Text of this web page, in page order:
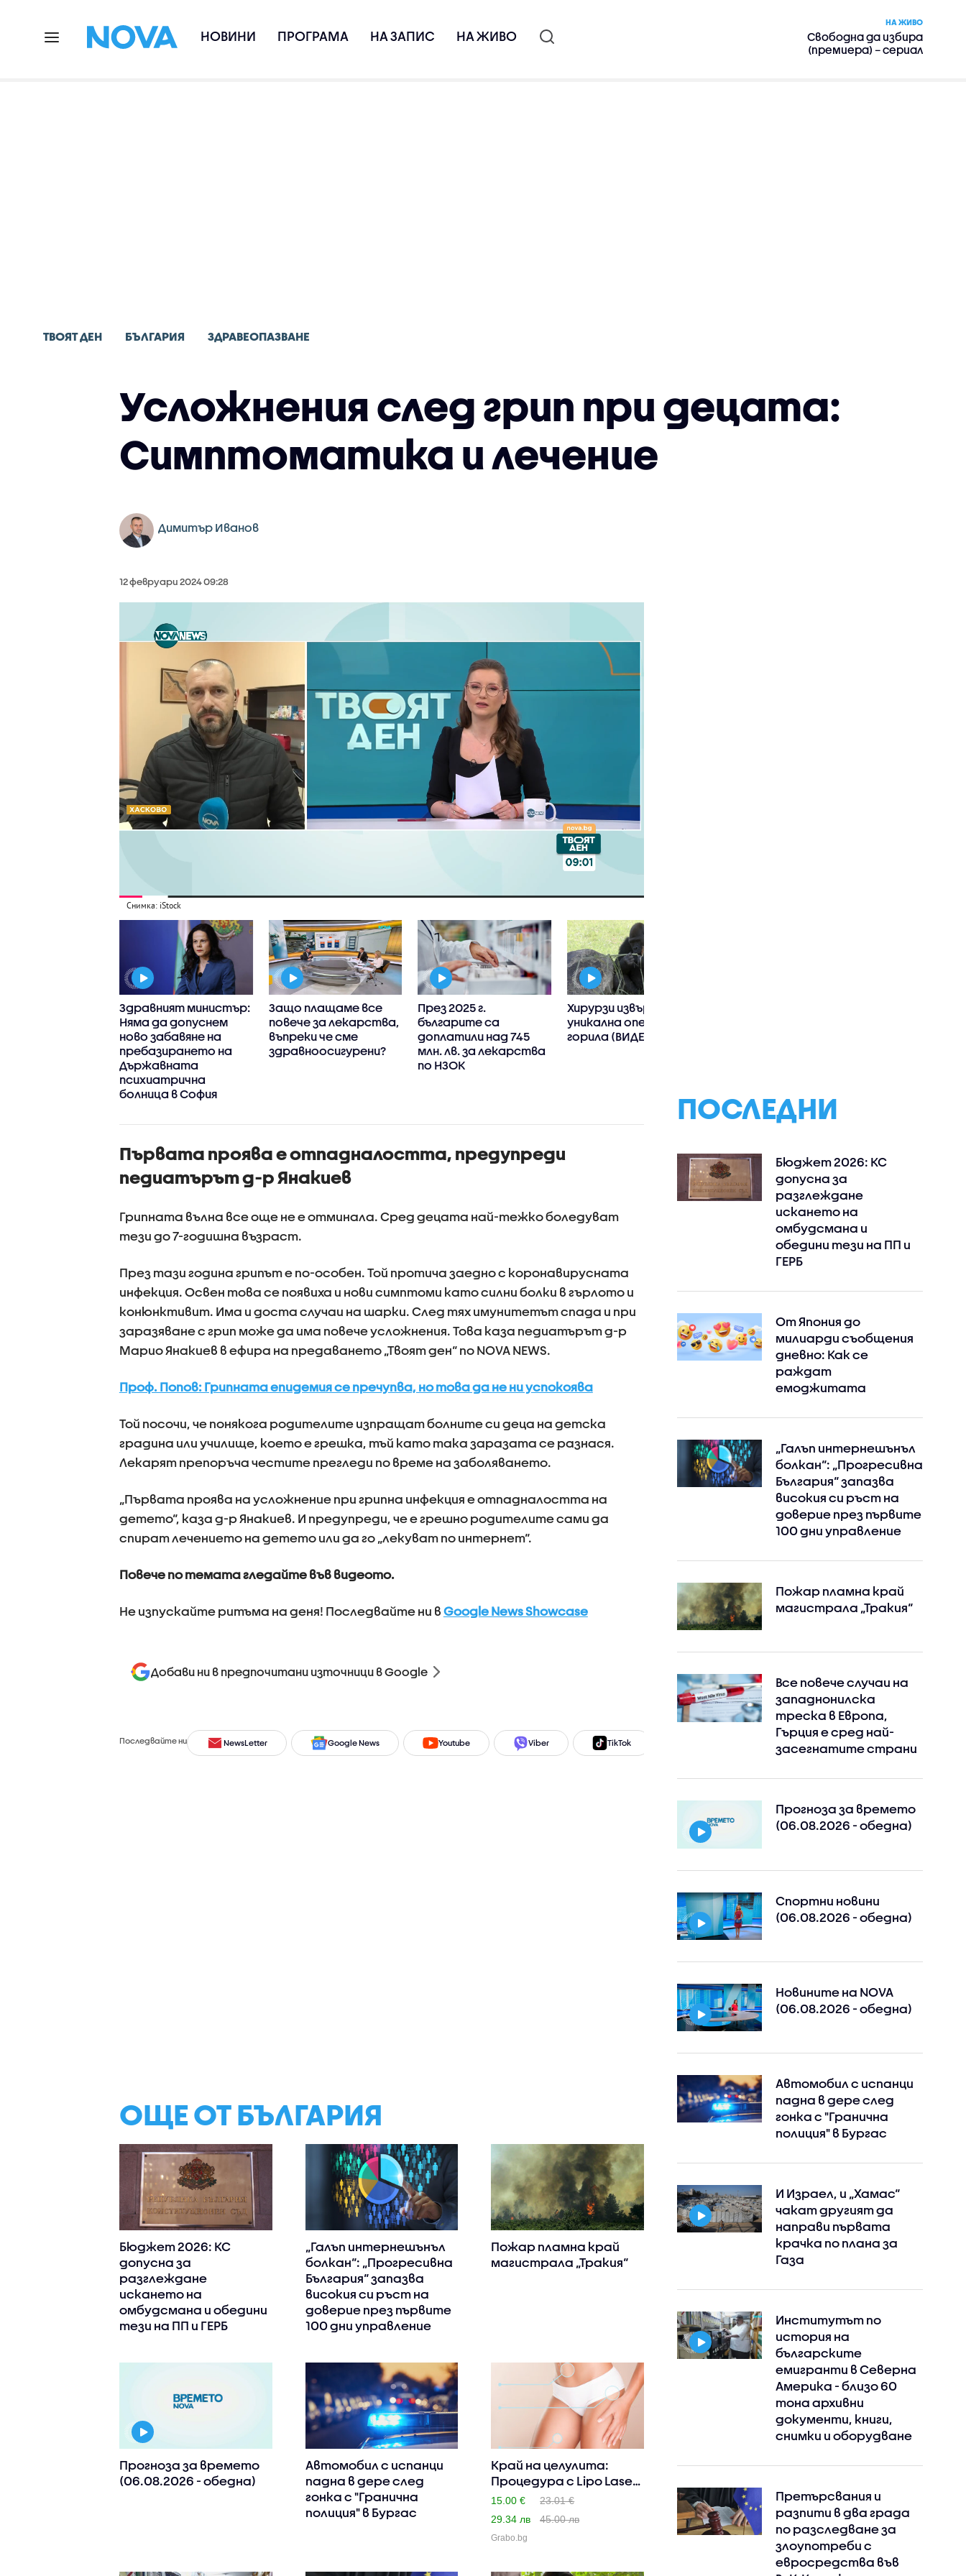
НОВИНИ ПРОГРАМА НА ЗАПИС НА ЖИВО
НА ЖИВО
Свободна да избира
(премиера) – сериал
ТВОЯТ ДЕН БЪЛГАРИЯ ЗДРАВЕОПАЗВАНЕ
Усложнения след грип при децата:
Симптоматика и лечение
Димитър Иванов
12 февруари 2024 09:28
Снимка: iStock
Здравният министър:
Няма да допуснем
ново забавяне на
пребазирането на
Държавната
психиатрична
болница в София
Защо плащаме все
повече за лекарства,
въпреки че сме
здравноосигурени?
През 2025 г.
българите са
доплатили над 745
млн. лв. за лекарства
по НЗОК
Хирурзи извършиха
уникална операция на
горила (ВИДЕО)
Първата проява е отпадналостта, предупреди
педиатърът д-р Янакиев
Грипната вълна все още не е отминала. Сред децата най-тежко боледуват
тези до 7-годишна възраст.
През тази година грипът е по-особен. Той протича заедно с коронавирусната
инфекция. Освен това се появиха и нови симптоми като силни болки в гърлото и
конюнктивит. Има и доста случаи на шарки. След тях имунитетът спада и при
заразяване с грип може да има повече усложнения. Това каза педиатърът д-р
Марио Янакиев в ефира на предаването „Твоят ден“ по NOVA NEWS.
Проф. Попов: Грипната епидемия се пречупва, но това да не ни успокоява
Той посочи, че понякога родителите изпращат болните си деца на детска
градина или училище, което е грешка, тъй като така заразата се разнася.
Лекарят препоръча честите прегледи по време на заболяването.
„Първата проява на усложнение при грипна инфекция е отпадналостта на
детето“, каза д-р Янакиев. И предупреди, че е грешно родителите сами да
спират лечението на детето или да го „лекуват по интернет“.
Повече по темата гледайте във видеото.
Не изпускайте ритъма на деня! Последвайте ни в Google News Showcase
Добави ни в предпочитани източници в Google
Последвайте ни NewsLetter Google News Youtube Viber TikTok
ОЩЕ ОТ БЪЛГАРИЯ
Бюджет 2026: КС
допусна за
разглеждане
искането на
омбудсмана и обедини
тези на ПП и ГЕРБ
„Галъп интернешънъл
болкан“: „Прогресивна
България“ запазва
високия си ръст на
доверие през първите
100 дни управление
Пожар пламна край
магистрала „Тракия“
Прогноза за времето
(06.08.2026 - обедна)
Автомобил с испанци
падна в дере след
гонка с "Гранична
полиция" в Бургас
Край на целулита:
Процедура с Lipo Laser,
пл..
15.00 €
23.01 €
29.34 лв
45.00 лв
Grabo.bg
ПОСЛЕДНИ
Бюджет 2026: КС
допусна за
разглеждане
искането на
омбудсмана и
обедини тези на ПП и
ГЕРБ
От Япония до
милиарди съобщения
дневно: Как се
раждат
емоджитата
„Галъп интернешънъл
болкан“: „Прогресивна
България“ запазва
високия си ръст на
доверие през първите
100 дни управление
Пожар пламна край
магистрала „Тракия“
Все повече случаи на
западнонилска
треска в Европа,
Гърция е сред най-
засегнатите страни
Прогноза за времето
(06.08.2026 - обедна)
Спортни новини
(06.08.2026 - обедна)
Новините на NOVA
(06.08.2026 - обедна)
Автомобил с испанци
падна в дере след
гонка с "Гранична
полиция" в Бургас
И Израел, и „Хамас“
чакат другият да
направи първата
крачка по плана за
Газа
Институтът по
история на
българските
емигранти в Северна
Америка - близо 60
тона архивни
документи, книги,
снимки и оборудване
Претърсвания и
разпити в два града
по разследване за
злоупотреби с
евросредства във